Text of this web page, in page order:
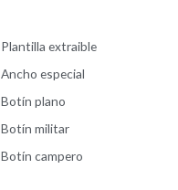
Plantilla extraible
Ancho especial
Botín plano
Botín militar
Botín campero